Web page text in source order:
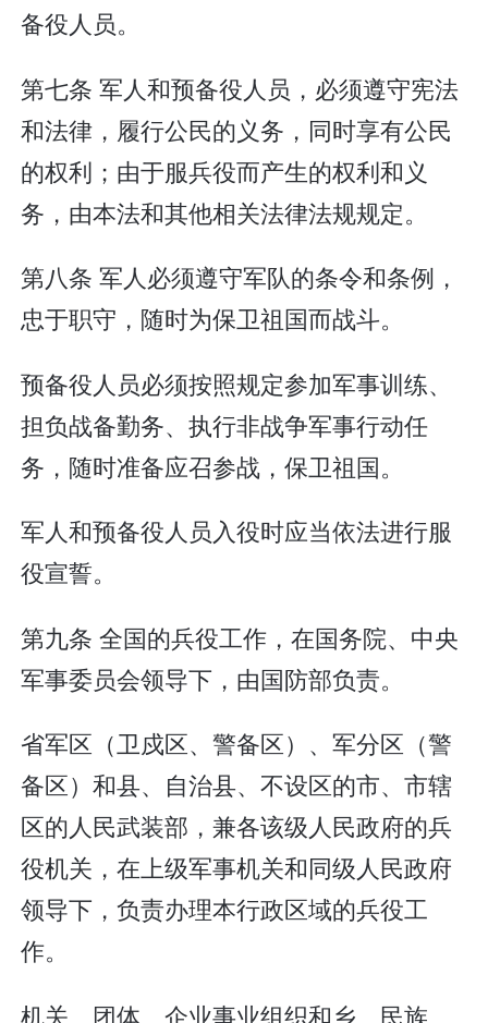
备役人员。
第七条 军人和预备役人员，必须遵守宪法
和法律，履行公民的义务，同时享有公民
的权利；由于服兵役而产生的权利和义
务，由本法和其他相关法律法规规定。
第八条 军人必须遵守军队的条令和条例，
忠于职守，随时为保卫祖国而战斗。
预备役人员必须按照规定参加军事训练、
担负战备勤务、执行非战争军事行动任
务，随时准备应召参战，保卫祖国。
军人和预备役人员入役时应当依法进行服
役宣誓。
第九条 全国的兵役工作，在国务院、中央
军事委员会领导下，由国防部负责。
省军区（卫戍区、警备区）、军分区（警
备区）和县、自治县、不设区的市、市辖
区的人民武装部，兼各该级人民政府的兵
役机关，在上级军事机关和同级人民政府
领导下，负责办理本行政区域的兵役工
作。
机关、团体、企业事业组织和乡、民族